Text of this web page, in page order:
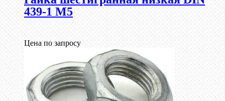
439-1 М5
Цена по запросу